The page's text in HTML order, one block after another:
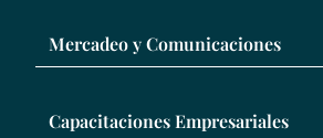
Mercadeo y Comunicaciones
Capacitaciones Empresariales